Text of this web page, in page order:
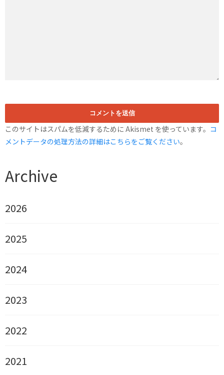
このサイトはスパムを低減するために Akismet を使っています。 コ
メントデータの処理方法の詳細はこちらをご覧ください。
Archive
2026
2025
2024
2023
2022
2021